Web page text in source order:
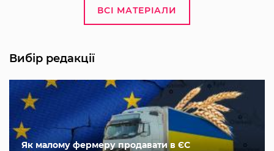
ВСІ МАТЕРІАЛИ
Вибір редакції
Як малому фермеру продавати в ЄС